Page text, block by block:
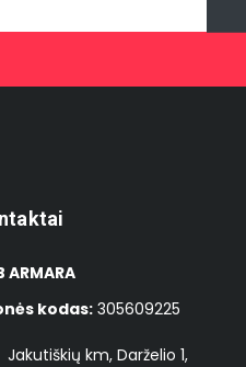
ARMARA
kodas: 305609225
Jakutiškių km, Darželio 1,